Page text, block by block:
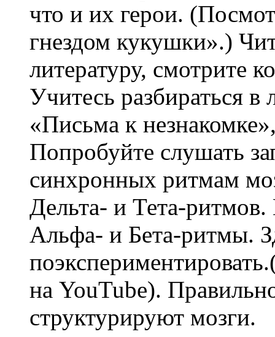
что и их герои.
гнездом кукушки».)
литературу, смотрите
Учитесь разбираться
«Письма к
Попробуйте слушать
синхронных ритмам
Дельта- и Тета-
Альфа- и Бета-ритмы.
на YouTube).
структурируют мозги.